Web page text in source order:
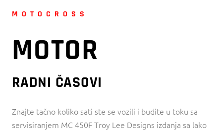
MOTOCROSS
MOTOR
RADNI ČASOVI
Znajte tačno koliko sati ste se vozili i budite u toku sa
servisiranjem MC 450F Troy Lee Designs izdanja sa lako